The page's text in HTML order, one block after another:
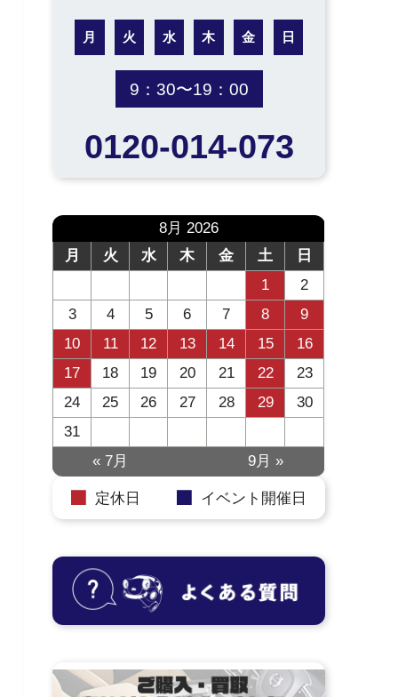
月 火 水 木 金 日
9：30〜19：00
0120-014-073
8月 2026
月
火 水 木 金 土
日
1
2
3
4 5 6 7 8
9
10
11 12 13 14 15
16
17
18 19 20 21 22
23
24
25 26 27 28 29
30
31
« 7月
9月 »
定休日 イベント開催日